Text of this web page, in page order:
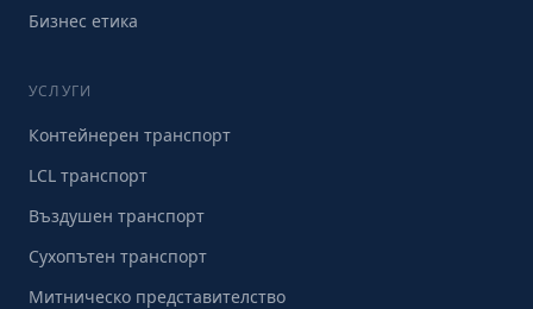
Бизнес етика
УСЛУГИ
Контейнерен транспорт
LCL транспорт
Въздушен транспорт
Сухопътен транспорт
Митническо представителство